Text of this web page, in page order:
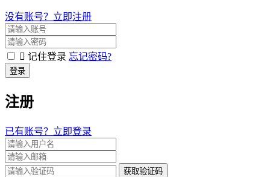
没有账号？立即注册
记住登录 忘记密码?
登录
注册
已有账号？立即登录
获取验证码